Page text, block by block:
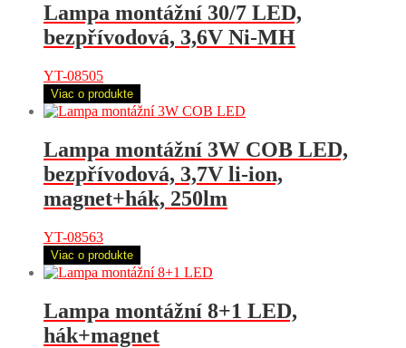
Lampa montážní 30/7 LED,
bezpřívodová, 3,6V Ni-MH
YT-08505
Viac o produkte
Lampa montážní 3W COB LED,
bezpřívodová, 3,7V li-ion,
magnet+hák, 250lm
YT-08563
Viac o produkte
Lampa montážní 8+1 LED,
hák+magnet